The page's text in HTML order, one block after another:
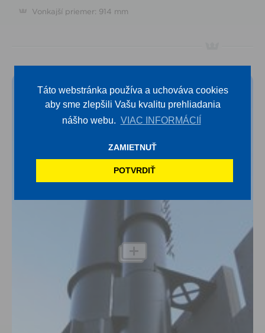
Táto webstránka používa a uchováva cookies
aby sme zlepšili Vašu kvalitu prehliadania
nášho webu. VIAC INFORMÁCIÍ
ZAMIETNUŤ
POTVRDIŤ
Vonkajší priemer: 914 mm